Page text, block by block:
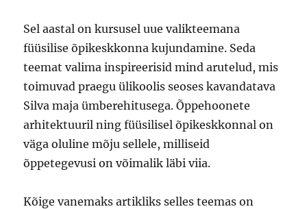
Sel aastal on kursusel uue valikteemana
füüsilise õpikeskkonna kujundamine. Seda
teemat valima inspireerisid mind arutelud, mis
toimuvad praegu ülikoolis seoses kavandatava
Silva maja ümberehitusega. Õppehoonete
arhitektuuril ning füüsilisel õpikeskkonnal on
väga oluline mõju sellele, milliseid
õppetegevusi on võimalik läbi viia.
Kõige vanemaks artikliks selles teemas on